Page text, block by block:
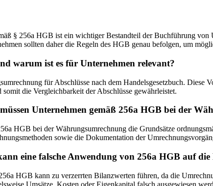
§ 256a HGB ist ein wichtiger Bestandteil der Buchführung
sollten daher die Regeln des HGB genau befolgen, um
warum ist es für Unternehmen relevant?
für Abschlüsse nach dem Handelsgesetzbuch.
die Vergleichbarkeit der Abschlüsse gewährleistet.
Unternehmen gemäß 256a HGB bei der
HGB bei der Währungsumrechnung die Grundsätze
sowie die Dokumentation der
eine falsche Anwendung von 256a HGB auf die
HGB kann zu verzerrten Bilanzwerten führen, da die
Umsätze, Kosten oder Eigenkapital falsch ausgewiesen